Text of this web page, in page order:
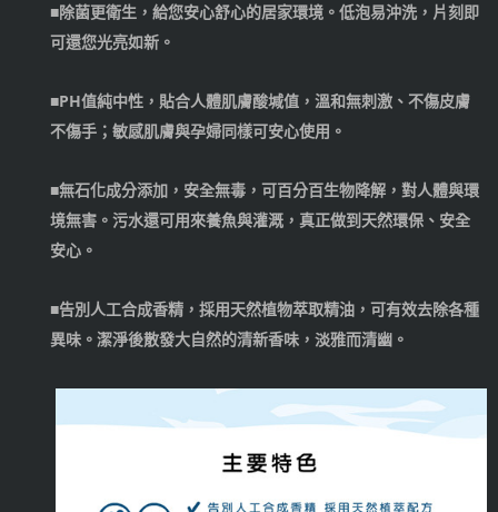
■除菌更衛生，給您安心舒心的居家環境。低泡易沖洗，片刻即
可還您光亮如新。
■PH值純中性，貼合人體肌膚酸堿值，溫和無刺激、不傷皮膚
不傷手；敏感肌膚與孕婦同樣可安心使用。
■無石化成分添加，安全無毒，可百分百生物降解，對人體與環
境無害。污水還可用來養魚與灌溉，真正做到天然環保、安全
安心。
■告別人工合成香精，採用天然植物萃取精油，可有效去除各種
異味。潔淨後散發大自然的清新香味，淡雅而清幽。